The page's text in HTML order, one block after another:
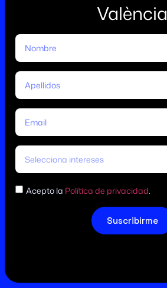
València
Selecciona intereses
Acepto la Política de privacidad
Suscribirme